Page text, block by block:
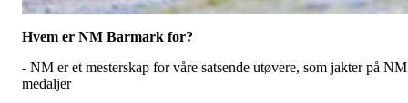
Hvem er NM Barmark for?
- NM er et mesterskap for våre satsende utøvere, som jakter på NM
medaljer